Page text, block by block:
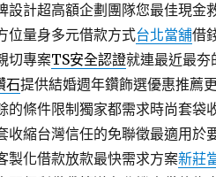
設計超高額企劃團隊您最佳現金
位量身多元借款方式台北當舖借
切專案TS安全認證就連最近最夯
石提供結婚週年鑽飾選優惠推薦
的條件限制獨家都需求時尚套袋
收縮台灣信任的免聯徵最適用於
製化借款放款最快需求方案新莊